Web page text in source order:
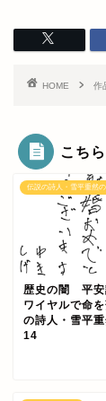
HOME 作
こち
伝説の詩人・雪平重然
歴史の闇 平安
ワイヤルで命
の詩人・雪平
14